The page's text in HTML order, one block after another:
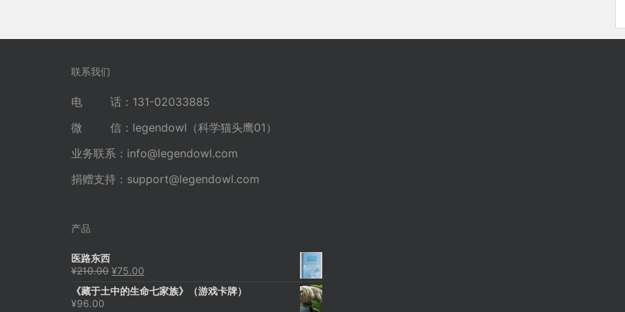
联系我们
电 话：131-02033885
微 信：legendowl（科学猫头鹰01）
业务联系： info@legendowl.com
捐赠支持： support@legendowl.com
产品
医路东西
¥210.00 原
为：
¥75.00
价
《藏于土中的生命七家族》（游戏卡牌）
¥96.00